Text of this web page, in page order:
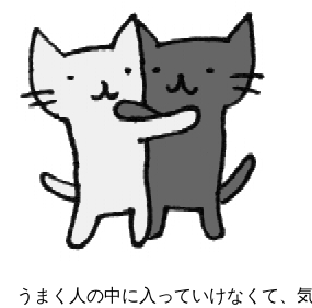
うまく人の中に入っていけなくて、